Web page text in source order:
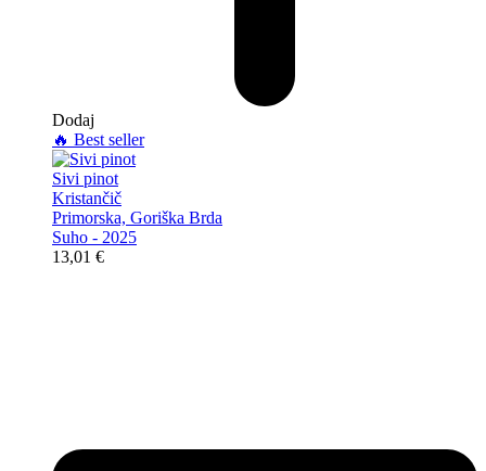
Dodaj
🔥 Best seller
Sivi pinot
Kristančič
Primorska, Goriška Brda
Suho - 2025
13,01 €